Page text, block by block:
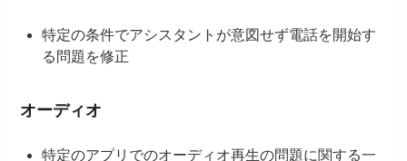
特定の条件でアシスタントが意図せず電話を開始す
る問題を修正
オーディオ
特定のアプリでのオーディオ再生の問題に関する一